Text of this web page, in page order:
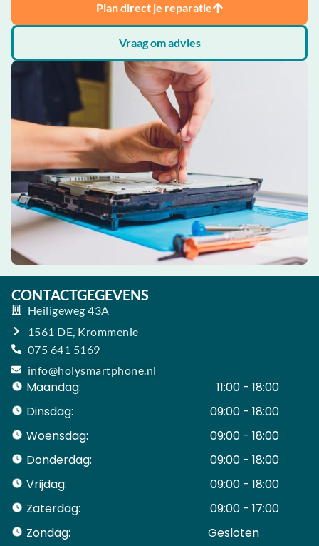
Plan direct je reparatie
Vraag om advies
CONTACTGEGEVENS
Heiligeweg 43A
1561 DE, Krommenie
075 641 5169
info@holysmartphone.nl
Maandag:
11:00 - 18:00
Dinsdag:
09:00 - 18:00
Woensdag:
09:00 - 18:00
Donderdag:
09:00 - 18:00
Vrijdag:
09:00 - 18:00
Zaterdag:
09:00 - 17:00
Zondag:
Gesloten ​ ​ ​ ​ ​ ​ ​